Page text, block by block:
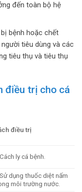
đến toàn bộ hệ
bị bệnh hoặc chết
tiêu dùng và các
tiêu thụ và tiêu thụ
điều trị cho cá
điều trị
ly cá bệnh.
dụng thuốc diệt nấm
môi trường nước.